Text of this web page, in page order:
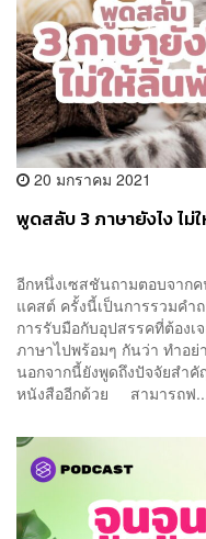
20 มกราคม 2021
พูดสลับ 3 ภาษายังไง ไม่
อีกหนึ่งเซสชันถามตอบจาก
แคสต์ ครั้งนี้เป็นการรวมคำ
การรับมือกับอุปสรรคที่ต้องเ
ภาษาไปพร้อมๆ กันว่า ทำอย่
นอกจากนี้ยังพูดถึงปัจจัยสำ
หนังสืออีกด้วย สามารถฟ